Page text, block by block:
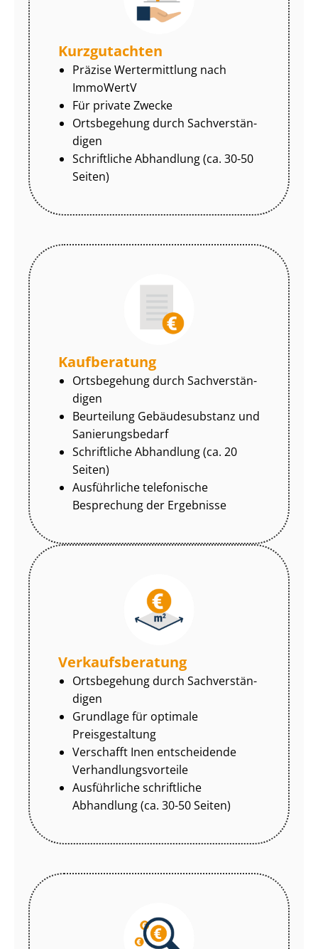
Kurzgutachten
Präzise Wertermittlung nach
ImmoWertV
Für private Zwecke
Ortsbegehung durch Sach­ver­stän­
di­gen
Schriftliche Abhandlung (ca. 30-50
Seiten)
Kaufberatung
Ortsbegehung durch Sach­ver­stän­
di­gen
Beurteilung Gebäudesubstanz und
Sa­nie­rungs­be­darf
Schriftliche Abhandlung (ca. 20
Seiten)
Ausführliche telefonische
Besprechung der Ergebnisse
Ver­kaufs­be­ra­tung
Ortsbegehung durch Sach­ver­stän­
di­gen
Grundlage für optimale
Preisgestaltung
Verschafft Inen entscheidende
Ver­hand­lungs­vor­tei­le
Ausführliche schriftliche
Abhandlung (ca. 30-50 Seiten)